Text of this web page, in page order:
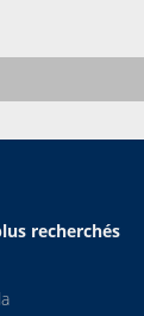
recherchés